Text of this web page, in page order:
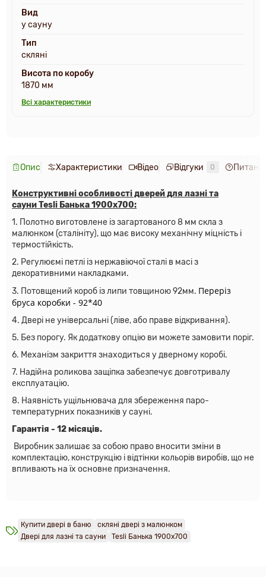
Вид
у сауну
Тип
скляні
Висота по коробу
1870 мм
Всі характеристики
Опис Характеристики Відео Відгуки 0
Конструктивні особливості дверей для лазні та
сауниTesli Банька 1900х700:
1. Полотно виготовлене із загартованого 8 мм скла з
малюнком (сталініту), що має високу механічну міцність і
термостійкість.
2. Регулюємі петлі із нержавіючої сталі в масі з
декоративними накладками.
3. Потовщений короб із липи товщиною 92мм. Переріз
бруса коробки - 92*40
4. Двері не універсальні (ліве, або праве відкривання).
5. Без порогу. Як додаткову опцію ви можете замовити поріг.
6. Механізм закриття знаходиться у дверному коробі.
7. Надійна роликова защіпка забезпечує довготривалу
експлуатацію.
8. Наявність ущільнювача для збереження паро-
температурних показників у сауні.
Гарантія - 12 місяців.
Виробник залишає за собою право вносити зміни в
комплектацію, конструкцію і відтінки кольорів виробів, що не
впливають на їх основне призначення.
Купити двері в баню
скляні двері з малюнком
Двері для лазні та сауни
Tesli Банька 1900х700